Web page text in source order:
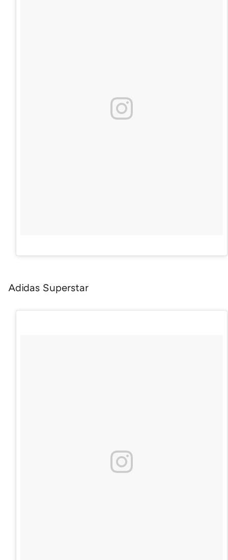
Adidas Superstar